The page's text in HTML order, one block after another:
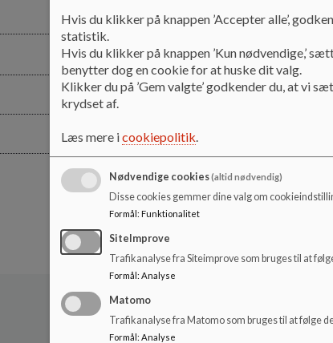
Hyldgårdsskolen deltager i
mellemtrinnets læselyst.
Målet er at finde nogle
startet med at undersøge
et spørgeskema.
Biblioteket vil i løbet af
Mulige tiltag vil blandt andet
anderledes inspiration og
Der ud over vil vi arbejde
læse og få lavet gode
Vi glæder os meget til at
Hvis du klikker på knappen ’Accepter alle’,
statistik.
Hvis du klikker på knappen ’Kun nødvendige,’
benytter dog en cookie for at huske dit valg.
Klikker du på ’Gem valgte’ godkender du, at vi
krydset af.
Læs mere icookiepolitik.
Nødvendige cookies(altid nødvendig)
Disse cookies gemmer dine valg om
Formål : Funktionalitet
SiteImprove
Trafikanalyse fra Siteimprove som bruges til at
Formål : Analyse
Matomo
Trafikanalyse fra Matomo som bruges til at følge
Formål: Analyse